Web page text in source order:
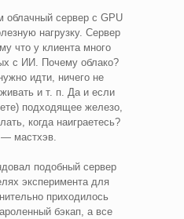
облачный сервер с GPU
нагрузку. Сервер
что у клиента много
с ИИ. Почему облако?
идти, ничего не
и т. п. Да и если
подходящее железо,
когда наиграетесь?
— мастхэв.
подобный сервер
эксперимента для
приходилось
бэкап, а все